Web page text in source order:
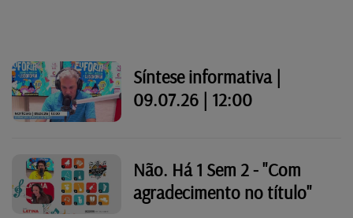
Síntese informativa |
09.07.26 | 12:00
Não. Há 1 Sem 2 - "Com
agradecimento no título"